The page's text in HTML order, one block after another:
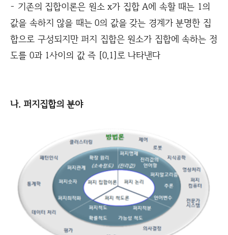
- 기존의 집합이론은 원소 x가 집합 A에 속할 때는 1의
값을 속하지 않을 때는 0의 값을 갖는 경계가 분명한 집
합으로 구성되지만 퍼지 집합은 원소가 집합에 속하는 정
도를 0과 1사이의 값 즉 [0,1]로 나타낸다
나. 퍼지집합의 분야